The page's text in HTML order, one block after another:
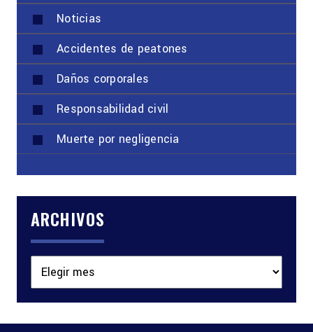
Noticias
Accidentes de peatones
Daños corporales
Responsabilidad civil
Muerte por negligencia
ARCHIVOS